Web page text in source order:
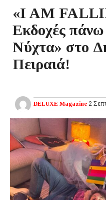
«I AM
Εκδοχές
Νύχτα» στο
Πειραιά!
DELUXE Magazine 2